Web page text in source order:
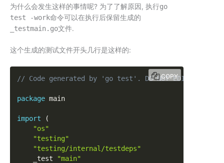
为什么会发生这样的事情呢? 为了了解原因, 执行go
test -work命令可以在执行后保留生成的
_testmain.go文件.
这个生成的测试文件开头几行是这样的:
// Code generated by 'go test'. DO NOT EDIT.
package main
import
(
"os"
"testing"
"testing/internal/testdeps"
    _test
"main"
COPY